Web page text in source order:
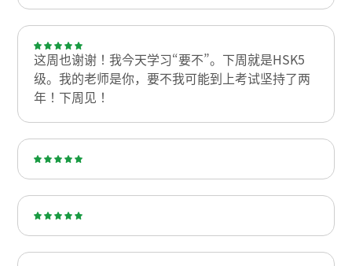
这周也谢谢！我今天学习“要不”。下周就是HSK5
级。我的老师是你，要不我可能到上考试坚持了两
年！下周见！